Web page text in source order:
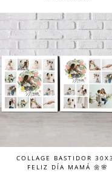
COLLAGE BASTIDOR
FELIZ DÍA MAMÁ 🌼🌸